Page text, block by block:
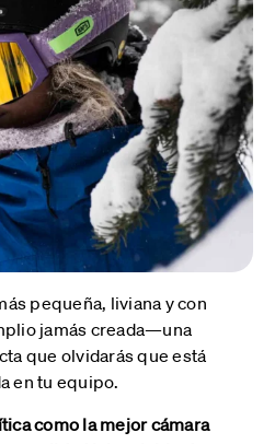
pequeña, liviana y con
jamás creada—una
que olvidarás que está
en tu equipo.
como la mejor cámara